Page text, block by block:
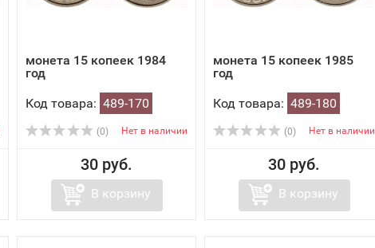
монета 15 копеек 1984
год
Код товара: 489-170
(0) Нет в наличии
30 руб.
В корзину
монета 15 копеек 1985
год
Код товара: 489-180
(0) Нет в наличии
30 руб.
В корзину